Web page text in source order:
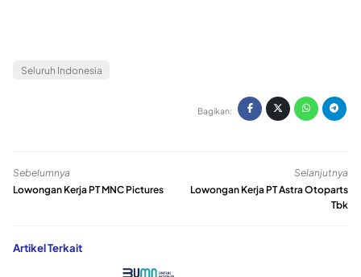
Seluruh Indonesia
Bagikan:
Sebelumnya
Lowongan Kerja PT MNC Pictures
Selanjutnya
Lowongan Kerja PT Astra Otoparts
Tbk
Artikel Terkait